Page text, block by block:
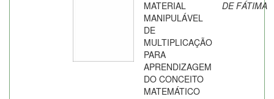
MATERIAL
MANIPULÁVEL
DE
MULTIPLICAÇÃO
PARA
APRENDIZAGEM
DO CONCEITO
MATEMÁTICO
DE FÁTIMA